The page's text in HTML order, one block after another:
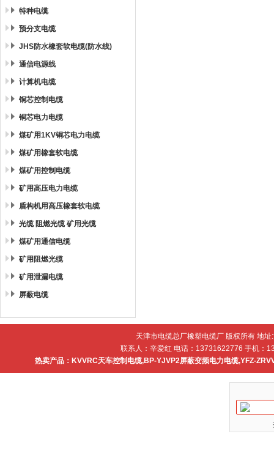
特种电缆
预分支电缆
JHS防水橡套软电缆(防水线)
通信电源线
计算机电缆
铜芯控制电缆
铜芯电力电缆
煤矿用1KV铜芯电力电缆
煤矿用橡套软电缆
煤矿用控制电缆
矿用高压电力电缆
盾构机用高压橡套软电缆
光缆 阻燃光缆 矿用光缆
煤矿用通信电缆
矿用阻燃光缆
矿用泄漏电缆
屏蔽电缆
天津市电缆总厂橡塑电缆厂 版权所有 地
联系人：辛爱红 电话：13731622776 手机：
热卖产品： KVVRC天车控制电缆,BP-YJVP2屏蔽变频电力电缆,YFZ-